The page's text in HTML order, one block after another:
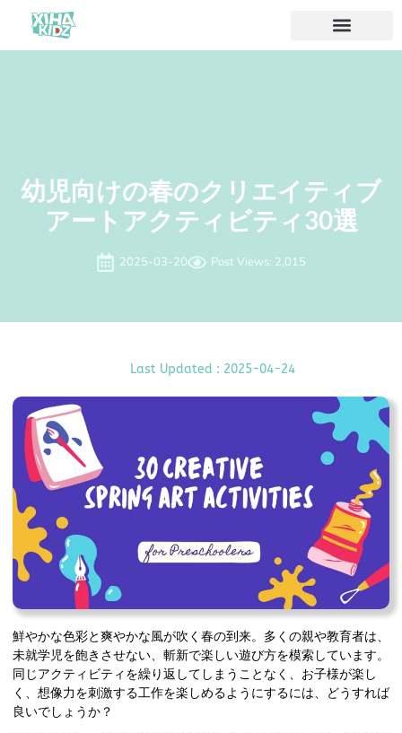
幼児向けの春のクリエイティブ
アートアクティビティ30選
2025-03-20 Post Views: 2,015
Last Updated : 2025-04-24
鮮やかな色彩と爽やかな風が吹く春の到来。多くの親や教育者は、
未就学児を飽きさせない、斬新で楽しい遊び方を模索しています。
同じアクティビティを繰り返してしまうことなく、お子様が楽し
く、想像力を刺激する工作を楽しめるようにするには、どうすれば
良いでしょうか？